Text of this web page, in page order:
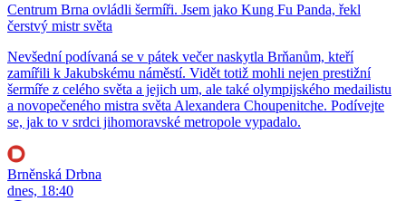
Centrum Brna ovládli šermíři. Jsem jako Kung Fu Panda, řekl
čerstvý mistr světa
Nevšední podívaná se v pátek večer naskytla Brňanům, kteří
zamířili k Jakubskému náměstí. Vidět totiž mohli nejen prestižní
šermíře z celého světa a jejich um, ale také olympijského medailistu
a novopečeného mistra světa Alexandera Choupenitche. Podívejte
se, jak to v srdci jihomoravské metropole vypadalo.
Brněnská Drbna
dnes, 18:40